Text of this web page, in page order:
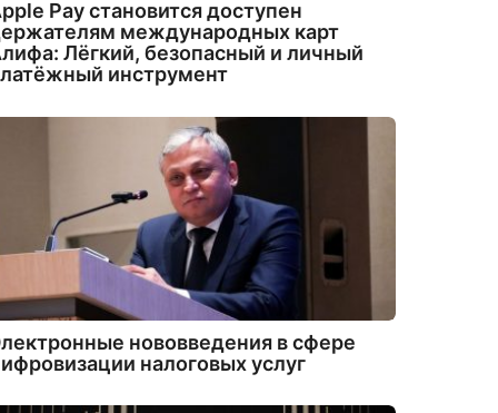
Pay становится доступен
международных карт
Лёгкий, безопасный и личный
инструмент
нововведения в сфере
налоговых услуг